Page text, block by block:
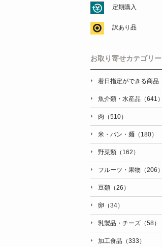
定期購入
訳あり品
お取り寄せカテゴリー
着日指定ができる商品
魚介類・水産品（641）
肉（510）
米・パン・麺（180）
野菜類（162）
フルーツ・果物（206）
豆類（26）
卵（34）
乳製品・チーズ（58）
加工食品（333）